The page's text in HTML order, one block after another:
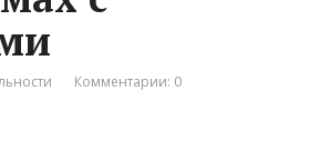
Комментарии: 0